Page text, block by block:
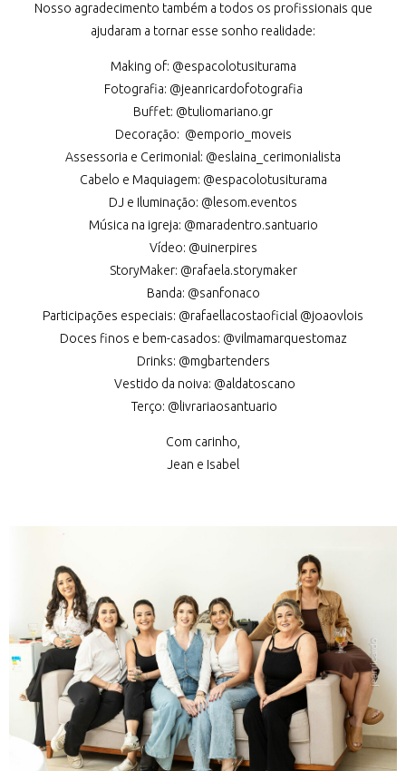
Nosso agradecimento também a todos os profissionais que
ajudaram a tornar esse sonho realidade:
Making of: @espacolotusiturama
Fotografia: @jeanricardofotografia
Buffet: @tuliomariano.gr
Decoração: @emporio_moveis
Assessoria e Cerimonial: @eslaina_cerimonialista
Cabelo e Maquiagem: @espacolotusiturama
DJ e Iluminação: @lesom.eventos
Música na igreja: @maradentro.santuario
Vídeo: @uinerpires
StoryMaker: @rafaela.storymaker
Banda: @sanfonaco
Participações especiais: @rafaellacostaoficial @joaovlois
Doces finos e bem-casados: @vilmamarquestomaz
Drinks: @mgbartenders
Vestido da noiva: @aldatoscano
Terço: @livrariaosantuario
Com carinho,
Jean e Isabel